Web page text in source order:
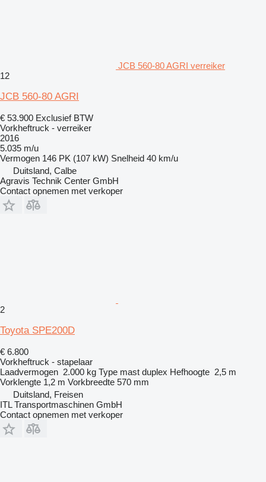
JCB 560-80 AGRI verreiker
12
JCB 560-80 AGRI
€ 53.900 Exclusief BTW
Vorkheftruck - verreiker
2016
5.035 m/u
Vermogen 146 PK (107 kW) Snelheid 40 km/u
Duitsland, Calbe
Agravis Technik Center GmbH
Contact opnemen met verkoper
2
Toyota SPE200D
€ 6.800
Vorkheftruck - stapelaar
Laadvermogen 2.000 kg Type mast duplex Hefhoogte 2,5 m
Vorklengte 1,2 m Vorkbreedte 570 mm
Duitsland, Freisen
ITL Transportmaschinen GmbH
Contact opnemen met verkoper